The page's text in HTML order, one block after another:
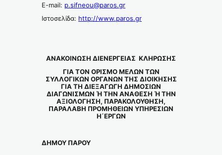
E-mail: p.sifneou@paros.gr
Ιστοσελίδα: http://www.paros.gr
ΑΝΑΚΟΙΝΩΣΗ ΔΙΕΝΕΡΓΕΙΑΣ ΚΛΗΡΩΣΗΣ
ΓΙΑ ΤΟΝ ΟΡΙΣΜΟ ΜΕΛΩΝ ΤΩΝ
ΣΥΛΛΟΓΙΚΩΝ ΟΡΓΑΝΩΝ ΤΗΣ ΔΙΟΙΚΗΣΗΣ
ΓΙΑ ΤΗ ΔΙΕΞΑΓΩΓΗ ΔΗΜΟΣΙΩΝ
ΔΙΑΓΩΝΙΣΜΩΝ Ή ΤΗΝ ΑΝΑΘΕΣΗ Ή ΤΗΝ
ΑΞΙΟΛΟΓΗΣΗ, ΠΑΡΑΚΟΛΟΥΘΗΣΗ,
ΠΑΡΑΛΑΒΗ ΠΡΟΜΗΘΕΙΩΝ ΥΠΗΡΕΣΙΩΝ
Η΄ΕΡΓΩΝ
ΔΗΜΟΥ ΠΑΡΟΥ